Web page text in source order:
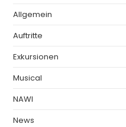
Allgemein
Auftritte
Exkursionen
Musical
NAWI
News